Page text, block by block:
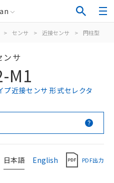
> センサ > 近接センサ > 円柱型
ンサ
M1
近接センサ 形式セレクタ
日本語 English PDF出力